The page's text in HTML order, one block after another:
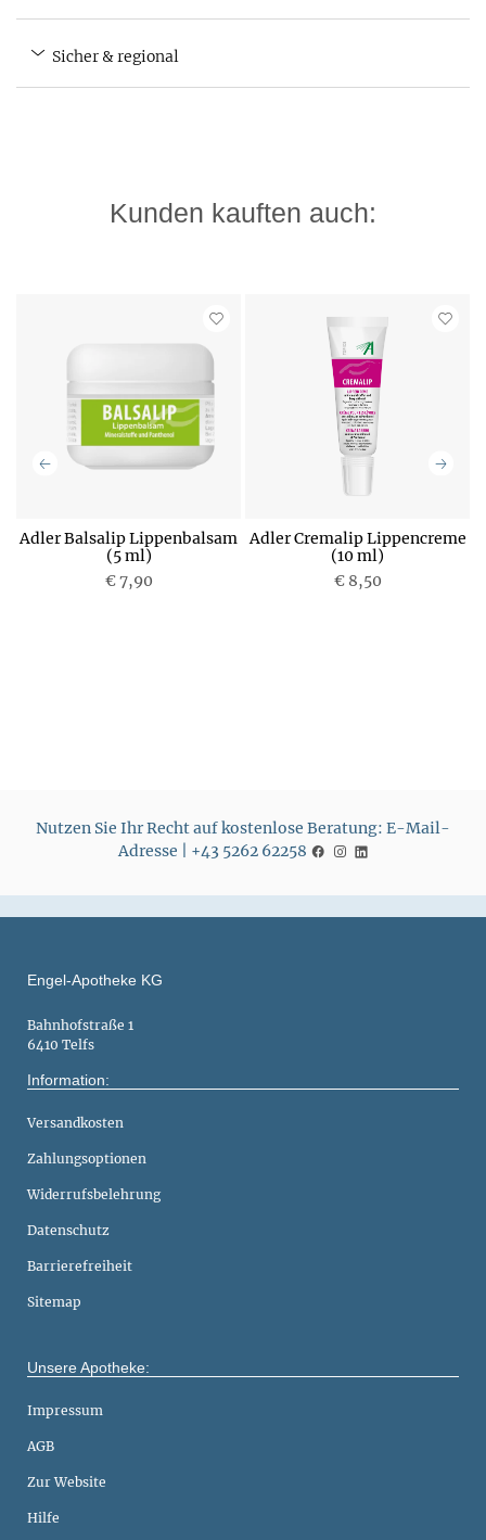
Sicher & regional
Kunden kauften auch:
Adler Balsalip Lippenbalsam
(5 ml)
€ 7,90
Adler Cremalip Lippencreme
(10 ml)
€ 8,50
Nutzen Sie Ihr Recht auf kostenlose Beratung: E-Mail-
Adresse | +43 5262 62258
Engel-Apotheke KG
Bahnhofstraße 1
6410 Telfs
Information:
Versandkosten
Zahlungsoptionen
Widerrufsbelehrung
Datenschutz
Barrierefreiheit
Sitemap
Unsere Apotheke:
Impressum
AGB
Zur Website
Hilfe